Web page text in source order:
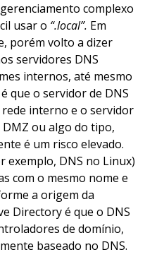
complexo
usar o “.local”. Em
porém volto a dizer
servidores DNS
internos, até mesmo
que o servidor de DNS
interno e o servidor
ou algo do tipo,
é um risco elevado.
exemplo, DNS no Linux)
com o mesmo nome e
a origem da
Directory é que o DNS
de domínio,
baseado no DNS.